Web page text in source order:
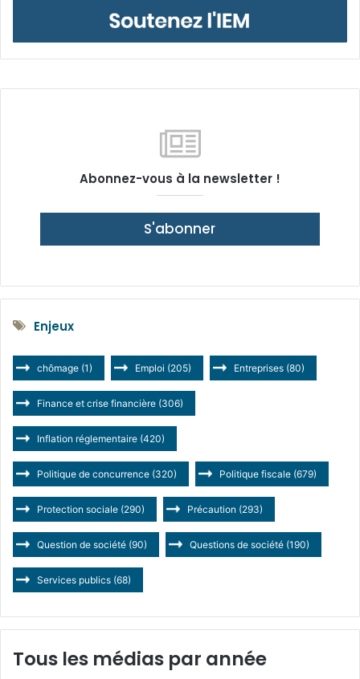
Abonnez-vous à la newsletter !
S'abonner
Enjeux
chômage (1) Emploi (205) Entreprises (80)
Finance et crise financière (306)
Inflation réglementaire (420)
Politique de concurrence (320) Politique fiscale (679)
Protection sociale (290) Précaution (293)
Question de société (90) Questions de société (190)
Services publics (68)
Tous les médias par année